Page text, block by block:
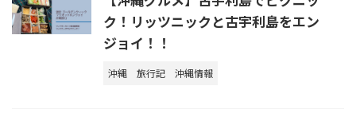
ク！リッツニックと古宇利島をエン
ジョイ！！
沖縄 旅行記 沖縄情報